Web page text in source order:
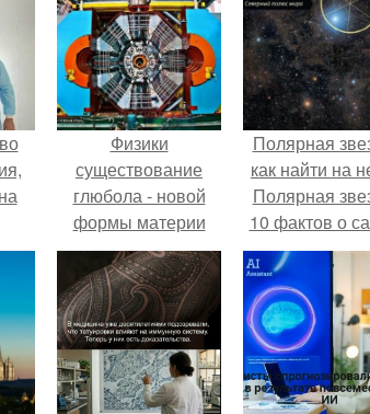
Физики
существование
глюбола - новой
формы материи
подтвердили.
Полярная
как найти на
Полярная
10 фактов о
известной
ночного неба.